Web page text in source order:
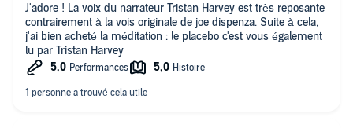
J'adore ! La voix du narrateur Tristan Harvey est très reposante
contrairement à la vois originale de joe dispenza. Suite à cela,
j'ai bien acheté la méditation : le placebo c'est vous également
lu par Tristan Harvey